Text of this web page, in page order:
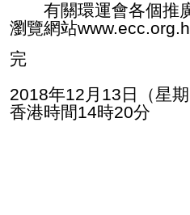
有關環運會各個推廣
瀏覽網站
完
2018年12月13日（星
香港時間14時20分